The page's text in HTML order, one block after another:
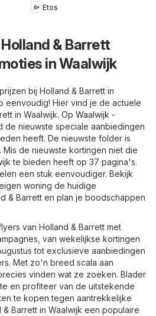
Etos
& Barrett
in Waalwijk
bij Holland & Barrett in
eenvoudig! Hier vind je de actuele
in Waalwijk. Op Waalwijk -
de nieuwste speciale aanbiedingen
heeft. De nieuwste folder is
de nieuwste kortingen niet die
te bieden heeft op 37 pagina's.
een stuk eenvoudiger. Bekijk
woning de huidige
& Barrett en plan je boodschappen
van Holland & Barrett met
van wekelijkse kortingen
tot exclusieve aanbiedingen
Met zo'n breed scala aan
vinden wat ze zoeken. Blader
en profiteer van de uitstekende
te kopen tegen aantrekkelijke
Barrett in Waalwijk een populaire